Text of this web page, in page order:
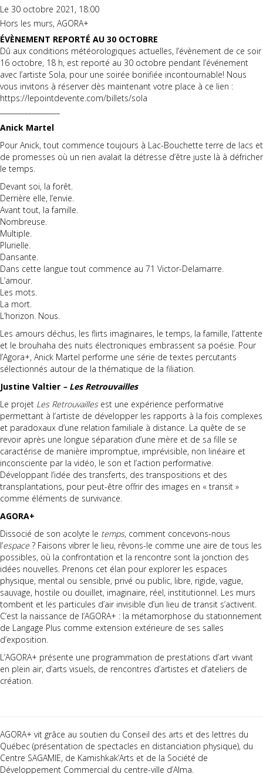
Le 30 octobre 2021, 18:00
Hors les murs, AGORA+
ÉVÈNEMENT REPORTÉ AU 30 OCTOBRE
Dû aux conditions météorologiques actuelles, l’évènement de ce soir
16 octobre, 18 h, est reporté au 30 octobre pendant l’événement
avec l’artiste Sola, pour une soirée bonifiée incontournable! Nous
vous invitons à réserver dès maintenant votre place à ce lien :
https://lepointdevente.com/billets/sola
Anick Martel
Pour Anick, tout commence toujours à Lac-Bouchette terre de lacs et
de promesses où un rien avalait la détresse d’être juste là à défricher
le temps.
Devant soi, la forêt.
Derrière elle, l’envie.
Avant tout, la famille.
Nombreuse.
Multiple.
Plurielle.
Dansante.
Dans cette langue tout commence au 71 Victor-Delamarre.
L’amour.
Les mots.
La mort.
L’horizon. Nous.
Les amours déchus, les flirts imaginaires, le temps, la famille, l’attente
et le brouhaha des nuits électroniques embrassent sa poésie. Pour
l’Agora+, Anick Martel performe une série de textes percutants
sélectionnés autour de la thématique de la filiation.
Justine Valtier – Les Retrouvailles
Le projet Les Retrouvailles est une expérience performative
permettant à l’artiste de développer les rapports à la fois complexes
et paradoxaux d’une relation familiale à distance. La quête de se
revoir après une longue séparation d’une mère et de sa fille se
caractérise de manière impromptue, imprévisible, non linéaire et
inconsciente par la vidéo, le son et l’action performative.
Développant l’idée des transferts, des transpositions et des
transplantations, pour peut-être offrir des images en « transit »
comme éléments de survivance.
AGORA+
Dissocié de son acolyte le temps, comment concevons-nous
l’espace ? Faisons vibrer le lieu, rêvons-le comme une aire de tous les
possibles, où la confrontation et la rencontre sont la jonction des
idées nouvelles. Prenons cet élan pour explorer les espaces
physique, mental ou sensible, privé ou public, libre, rigide, vague,
sauvage, hostile ou douillet, imaginaire, réel, institutionnel. Les murs
tombent et les particules d’air invisible d’un lieu de transit s’activent.
C’est la naissance de l’AGORA+ : la métamorphose du stationnement
de Langage Plus comme extension extérieure de ses salles
d’exposition.
L’AGORA+ présente une programmation de prestations d’art vivant
en plein air, d’arts visuels, de rencontres d’artistes et d’ateliers de
création.
AGORA+ vit grâce au soutien du Conseil des arts et des lettres du
Québec (présentation de spectacles en distanciation physique), du
Centre SAGAMIE, de Kamishkak’Arts et de la Société de
Développement Commercial du centre-ville d’Alma.